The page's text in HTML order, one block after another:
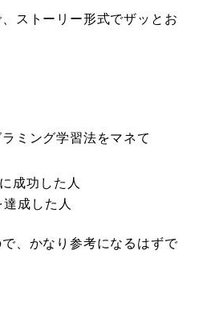
ストーリー形式でザッとお
ミング学習法をマネて
成功した人
成した人
、かなり参考になるはずで